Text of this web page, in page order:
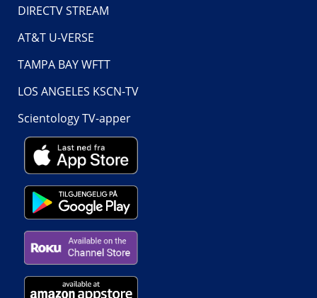
DIRECTV STREAM
AT&T U-VERSE
TAMPA BAY WFTT
LOS ANGELES KSCN-TV
Scientology TV-apper